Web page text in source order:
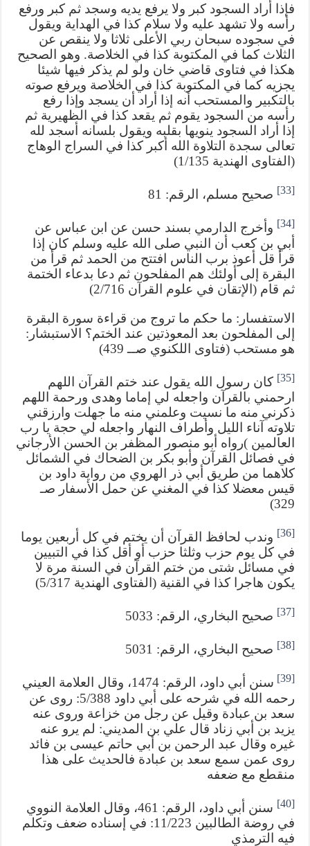
فإذا أراد السجود كبر ولا يرفع يديه وسجد ثم كبر ورفع
رأسه ولا تشهد عليه ولا سلام كذا في الهداية ويقول
في سجوده سبحان ربي الأعلى ثلاثا ولا ينقص عن
الثلاث كما في المكتوبة كذا في الخلاصة. وهو الصحيح
هكذا في فتاوى قاضي خان ولو لم يذكر فيها شيئا
يجزيه كما في المكتوبة كذا في الخلاصة ويرفع صوته
بالتكبير والمستحب أنه إذا أراد أن يسجد وإذا رفع
رأسه من السجود يقوم ثم يقعد كذا في الظهيرية ثم
إذا أراد السجود ينويها بقلبه ويقول بلسانه أسجد لله
تعالى سجدة التلاوة الله أكبر كذا في السراج الوهاج
(الفتاوى الهندية 1/135)
[33] صحيح مسلم، الرقم: 81
[34]
وأخرج الدارمي بسند حسن عن ابن عباس عن
أبي بن كعب أن النبي صلى الله عليه وسلم كان إذا
قرأ قل أعوذ برب الناس افتتح من الحمد ثم قرأ من
البقرة إلى أولئك هم المفلحون ثم دعا بدعاء الختمة
ثم قام (الإتقان في علوم القرآن 2/716)
الاستفسار: ما حكم ما تروج من قراءة سورة البقرة
إلى المفلحون بعد المعوذتين عند الختم؟ الاستبشار:
هو مستحب (فتاوى اللكنوي صــ 439)
[35]
كان رسول الله يقول عند ختم القرآن اللهم
ارحمني بالقرآن واجعله لي إماما وهدى ورحمة اللهم
ذكرني منه ما نسيت وعلمني منه ما جهلت وارزقني
تلاوته آناء الليل وأطراف النهار واجعله لي حجة يا رب
العالمين )رواه أبو منصور المظفر بن الحسن الأرجاني
في فصائل القرآن وأبو بكر بن الضحاك في الشمائل
كلاهما من طريق أبي ذر الهروي من رواية داود بن
قيس معضلا كذا في المغني عن حمل الأسفار صـ
329)
[36]
وندب لحافظ القرآن أن يختم في كل أربعين يوما
في كل يوم حزب وثلثا حزب أو أقل كذا في التبيين
في مسائل شتى من ختم القرآن في السنة مرة لا
يكون هاجرا كذا في القنية (الفتاوى الهندية 5/317)
[37] صحيح البخاري، الرقم: 5033
[38] صحيح البخاري، الرقم: 5031
[39]
سنن أبي داود، الرقم: 1474، وقال العلامة العيني
رحمه الله في شرحه على أبي داود 5/388: روى عن
سعد بن عبادة وقيل عن رجل من خزاعة وروى عنه
يزيد بن أبي زناد قال علي بن المديني: لم يرو عنه
غيره وقال عبد الرحمن بن أبي حاتم عيسى بن فائد
روى عمن سمع سعد بن عبادة فالحديث على هذا
منقطع مع ضعفه
[40]
سنن أبي داود، الرقم: 461، وقال العلامة النووي
في روضة الطالبين 11/223: في إسناده ضعف وتكلم
فيه الترمذي